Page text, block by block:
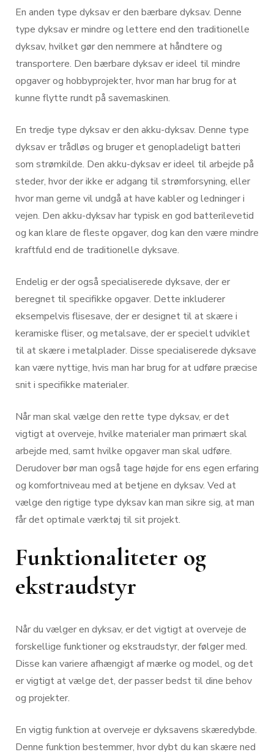
En anden type dyksav er den bærbare dyksav. Denne
type dyksav er mindre og lettere end den traditionelle
dyksav, hvilket gør den nemmere at håndtere og
transportere. Den bærbare dyksav er ideel til mindre
opgaver og hobbyprojekter, hvor man har brug for at
kunne flytte rundt på savemaskinen.
En tredje type dyksav er den akku-dyksav. Denne type
dyksav er trådløs og bruger et genopladeligt batteri
som strømkilde. Den akku-dyksav er ideel til arbejde på
steder, hvor der ikke er adgang til strømforsyning, eller
hvor man gerne vil undgå at have kabler og ledninger i
vejen. Den akku-dyksav har typisk en god batterilevetid
og kan klare de fleste opgaver, dog kan den være mindre
kraftfuld end de traditionelle dyksave.
Endelig er der også specialiserede dyksave, der er
beregnet til specifikke opgaver. Dette inkluderer
eksempelvis flisesave, der er designet til at skære i
keramiske fliser, og metalsave, der er specielt udviklet
til at skære i metalplader. Disse specialiserede dyksave
kan være nyttige, hvis man har brug for at udføre præcise
snit i specifikke materialer.
Når man skal vælge den rette type dyksav, er det
vigtigt at overveje, hvilke materialer man primært skal
arbejde med, samt hvilke opgaver man skal udføre.
Derudover bør man også tage højde for ens egen erfaring
og komfortniveau med at betjene en dyksav. Ved at
vælge den rigtige type dyksav kan man sikre sig, at man
får det optimale værktøj til sit projekt.
Funktionaliteter og
ekstraudstyr
Når du vælger en dyksav, er det vigtigt at overveje de
forskellige funktioner og ekstraudstyr, der følger med.
Disse kan variere afhængigt af mærke og model, og det
er vigtigt at vælge det, der passer bedst til dine behov
og projekter.
En vigtig funktion at overveje er dyksavens skæredybde.
Denne funktion bestemmer, hvor dybt du kan skære ned